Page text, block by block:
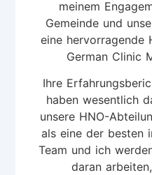
meinem
Gemeinde und
eine hervorragende
German Clinic
Ihre
haben wesentlich
unsere HNO-
als eine der besten
Team und ich
daran